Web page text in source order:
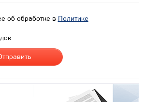
об обработке в Политике